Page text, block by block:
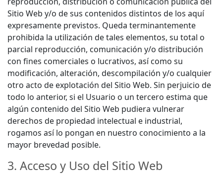
Sitio Web y/o de sus contenidos distintos de los aquí
expresamente previstos. Queda terminantemente
prohibida la utilización de tales elementos, su total o
parcial reproducción, comunicación y/o distribución
con fines comerciales o lucrativos, así como su
modificación, alteración, descompilación y/o cualquier
otro acto de explotación del Sitio Web. Sin perjuicio de
todo lo anterior, si el Usuario o un tercero estima que
algún contenido del Sitio Web pudiera vulnerar
derechos de propiedad intelectual e industrial,
rogamos así lo pongan en nuestro conocimiento a la
mayor brevedad posible.
3. Acceso y Uso del Sitio Web